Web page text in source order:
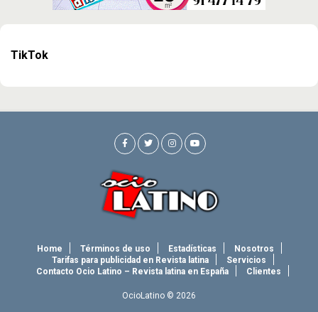
TikTok
Home Términos de uso Estadísticas
Nosotros
Tarifas para publicidad en Revista latina
Servicios
Contacto Ocio Latino – Revista latina en España
Clientes
OcioLatino © 2026